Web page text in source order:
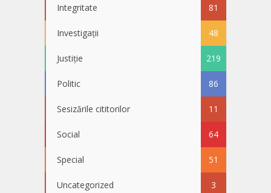
Integritate 81
Investigații 48
Justiție 219
Politic 86
Sesizările cititorilor 11
Social 64
Special 51
Uncategorized 3